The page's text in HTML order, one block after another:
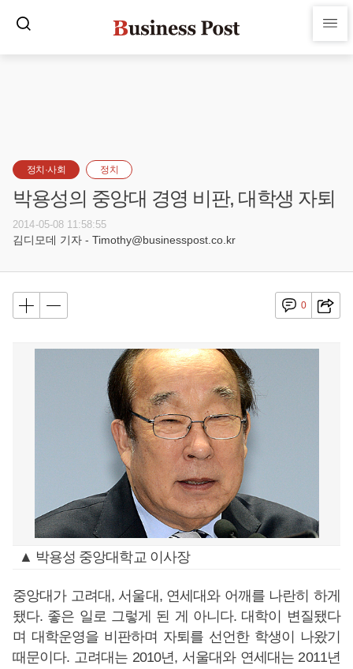
정치·사회 정치
박용성의 중앙대 경영 비판, 대학생 자퇴
2014-05-08 11:58:55
김디모데 기자 - Timothy@businesspost.co.kr
0
▲ 박용성 중앙대학교 이사장
중앙대가 고려대, 서울대, 연세대와 어깨를 나란히 하게
됐다. 좋은 일로 그렇게 된 게 아니다. 대학이 변질됐다
며 대학운영을 비판하며 자퇴를 선언한 학생이 나왔기
때문이다. 고려대는 2010년, 서울대와 연세대는 2011년